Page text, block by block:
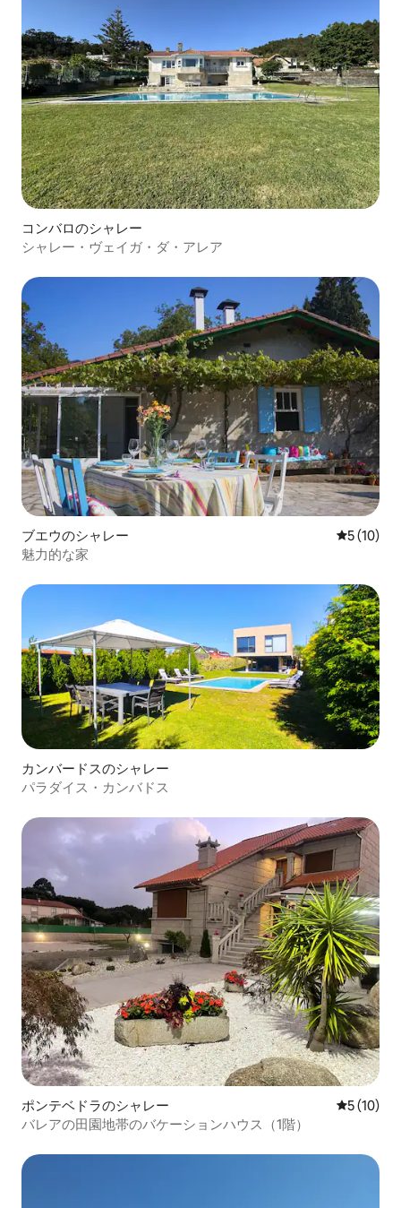
コンバロのシャレー
シャレー・ヴェイガ・ダ・アレア
ブエウのシャレー レビュー
5 (10)
魅力的な家
カンバードスのシャレー
パラダイス・カンバドス
ポンテベドラのシャレー レビュー
5 (10)
バレアの田園地帯のバケーションハウス（1階）